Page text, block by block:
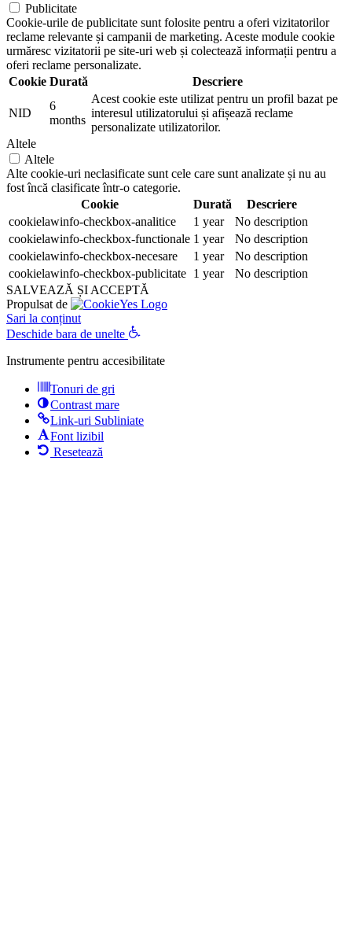
Publicitate
Cookie-urile de publicitate sunt folosite pentru a oferi vizitatorilor
reclame relevante și campanii de marketing. Aceste module cookie
urmăresc vizitatorii pe site-uri web și colectează informații pentru a
oferi reclame personalizate.
Cookie Durată Descriere
NID
6
months
Acest cookie este utilizat pentru un profil bazat pe
interesul utilizatorului și afișează reclame
personalizate utilizatorilor.
Altele
Altele
Alte cookie-uri neclasificate sunt cele care sunt analizate și nu au
fost încă clasificate într-o categorie.
Cookie
Durată
Descriere
cookielawinfo-checkbox-analitice
1 year
No description
cookielawinfo-checkbox-functionale 1 year
No description
cookielawinfo-checkbox-necesare
1 year
No description
cookielawinfo-checkbox-publicitate 1 year
No description
SALVEAZĂ ȘI ACCEPTĂ
Propulsat de
Sari la conținut
Deschide bara de unelte
Instrumente pentru accesibilitate
Tonuri de gri
Contrast mare
Link-uri Subliniate
Font lizibil
Resetează